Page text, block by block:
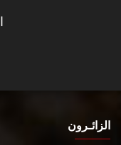
الزائـرون